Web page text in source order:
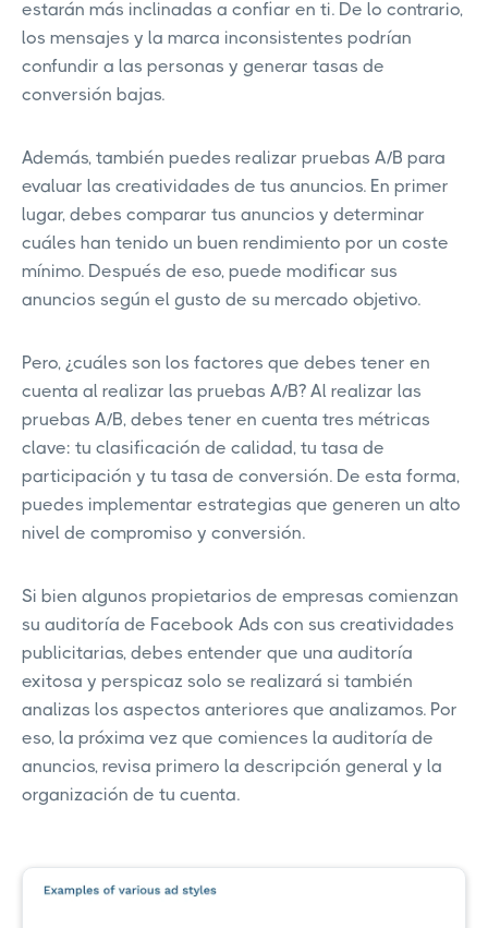
estarán más inclinadas a confiar en ti. De lo contrario,
los mensajes y la marca inconsistentes podrían
confundir a las personas y generar tasas de
conversión bajas.
Además, también puedes realizar pruebas A/B para
evaluar las creatividades de tus anuncios. En primer
lugar, debes comparar tus anuncios y determinar
cuáles han tenido un buen rendimiento por un coste
mínimo. Después de eso, puede modificar sus
anuncios según el gusto de su mercado objetivo.
Pero, ¿cuáles son los factores que debes tener en
cuenta al realizar las pruebas A/B? Al realizar las
pruebas A/B, debes tener en cuenta tres métricas
clave: tu clasificación de calidad, tu tasa de
participación y tu tasa de conversión. De esta forma,
puedes implementar estrategias que generen un alto
nivel de compromiso y conversión.
Si bien algunos propietarios de empresas comienzan
su auditoría de Facebook Ads con sus creatividades
publicitarias, debes entender que una auditoría
exitosa y perspicaz solo se realizará si también
analizas los aspectos anteriores que analizamos. Por
eso, la próxima vez que comiences la auditoría de
anuncios, revisa primero la descripción general y la
organización de tu cuenta.